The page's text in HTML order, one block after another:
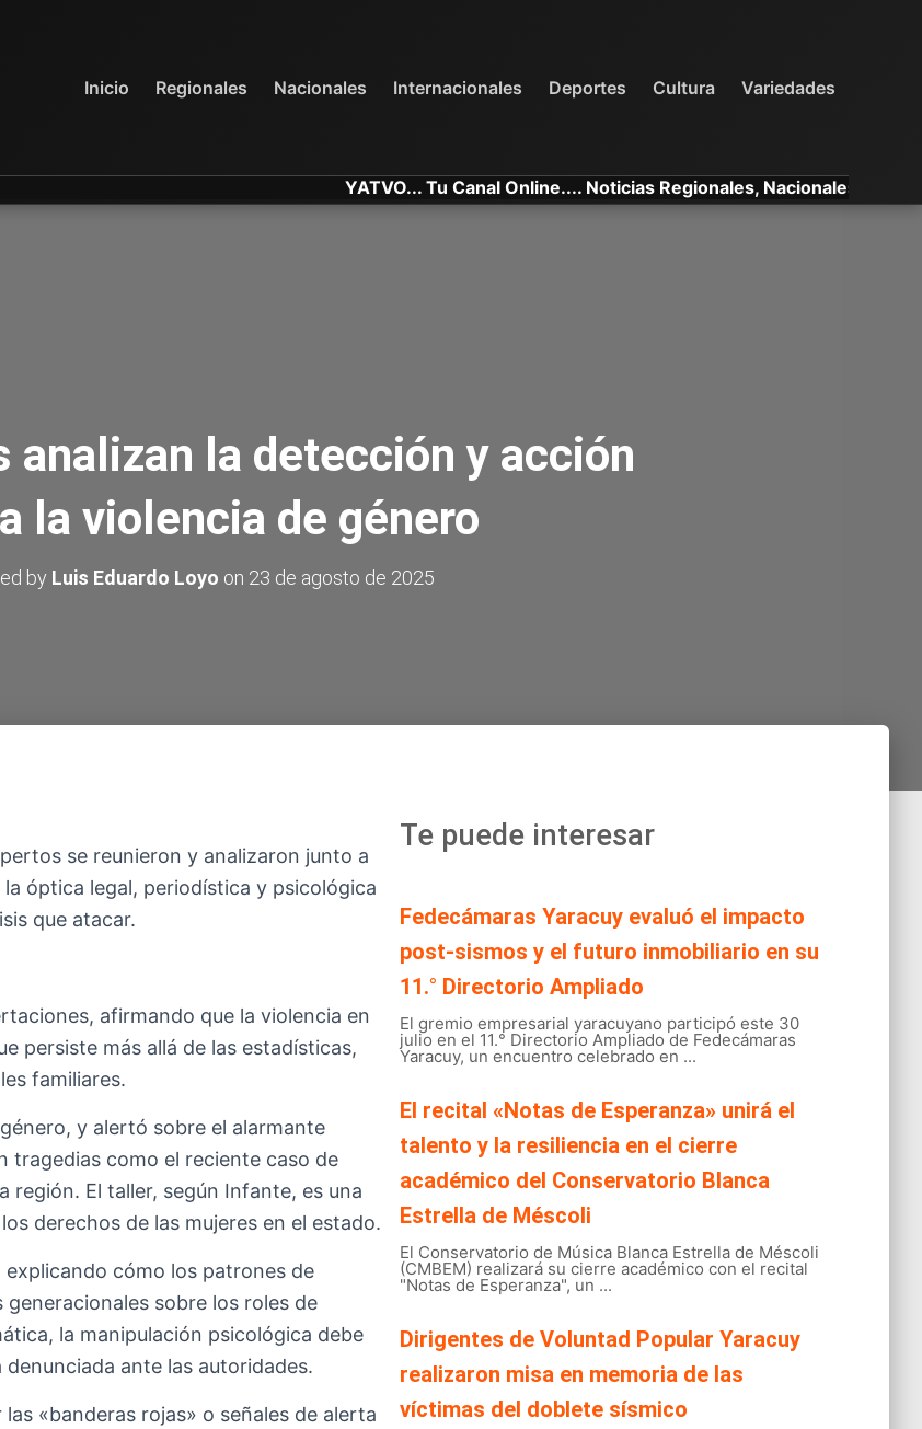
Inicio Regionales Nacionales Internacionales Deportes Cultura Variedades
YATVO... Tu Canal Online.... Noticias Regionales, Nacionales e
analizan la detección y acción
la violencia de género
by Luis Eduardo Loyo on 23 de agosto de 2025
se reunieron y analizaron junto a
óptica legal, periodística y psicológica
que atacar.
afirmando que la violencia en
persiste más allá de las estadísticas,
familiares.
y alertó sobre el alarmante
tragedias como el reciente caso de
región. El taller, según Infante, es una
derechos de las mujeres en el estado.
cómo los patrones de
sobre los roles de
la manipulación psicológica debe
ante las autoridades.
«banderas rojas» o señales de alerta
Te puede interesar
Fedecámaras Yaracuy evaluó el impacto
post-sismos y el futuro inmobiliario en su
11.° Directorio Ampliado
El gremio empresarial yaracuyano participó este 30
julio en el 11.° Directorio Ampliado de Fedecámaras
Yaracuy, un encuentro celebrado en ...
El recital «Notas de Esperanza» unirá el
talento y la resiliencia en el cierre
académico del Conservatorio Blanca
Estrella de Méscoli
El Conservatorio de Música Blanca Estrella de Méscoli
(CMBEM) realizará su cierre académico con el recital
"Notas de Esperanza", un ...
Dirigentes de Voluntad Popular Yaracuy
realizaron misa en memoria de las
víctimas del doblete sísmico